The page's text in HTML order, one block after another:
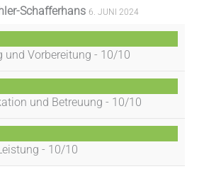
Schafferhans 6. JUNI 2024
und Vorbereitung - 10/10
und Betreuung - 10/10
- 10/10